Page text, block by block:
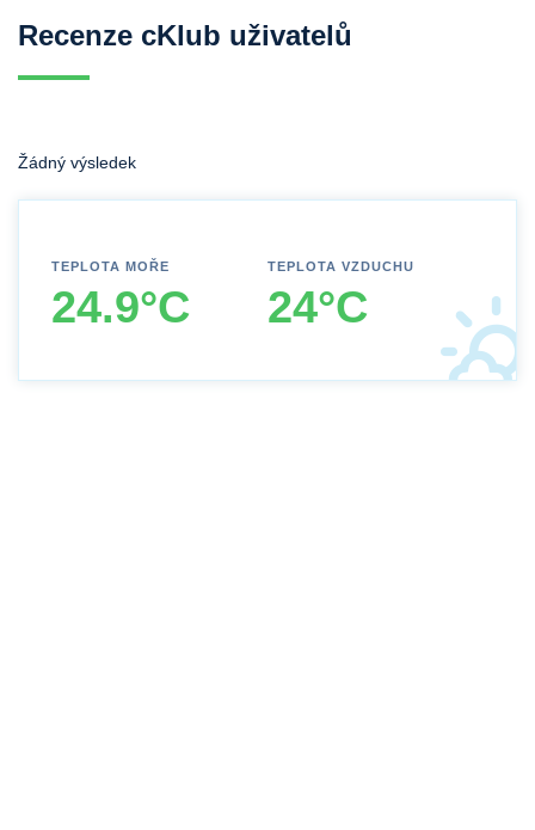
Recenze cKlub uživatelů
Žádný výsledek
TEPLOTA MOŘE
24.9°C
TEPLOTA VZDUCHU
24°C